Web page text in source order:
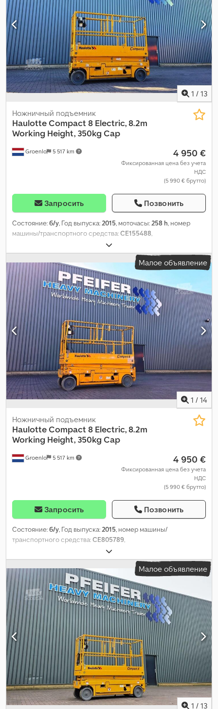
1 / 13
Groenlo 5 517 km
Ножничный подъемник
HaulotteCompact 8 Electric, 8.2m
Working Height, 350kg Cap
4 950 €
Фиксированная цена без учета
НДС
(5 990 € брутто)
Запросить Позвонить
Состояние:б/у, Год выпуска:2015, моточасы:258 h, номер
машины/транспортного средства:CE155488,
Малое объявление
1 / 14
Groenlo 5 517 km
Ножничный подъемник
HaulotteCompact 8 Electric, 8.2m
Working Height, 350kg Cap
4 950 €
Фиксированная цена без учета
НДС
(5 990 € брутто)
Запросить Позвонить
Состояние:б/у, Год выпуска: 2015, номер машины/
транспортного средства:CE805789
Малое объявление
1 / 13